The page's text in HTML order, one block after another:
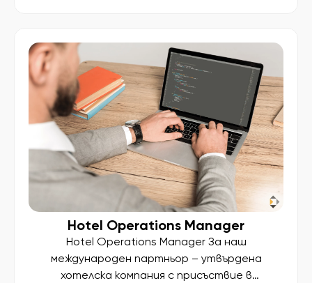
стабилна международна компания,
предлагаща […]
Hotel Operations Manager
Hotel Operations Manager За наш
международен партньор – утвърдена
хотелска компания с присъствие в